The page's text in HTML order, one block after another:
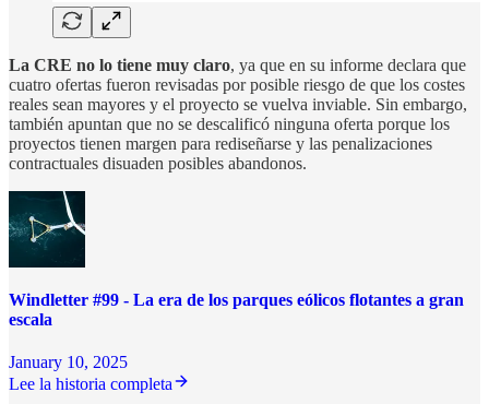
La CRE no lo tiene muy claro, ya que en su informe declara que
cuatro ofertas fueron revisadas por posible riesgo de que los costes
reales sean mayores y el proyecto se vuelva inviable. Sin embargo,
también apuntan que no se descalificó ninguna oferta porque los
proyectos tienen margen para rediseñarse y las penalizaciones
contractuales disuaden posibles abandonos.
Windletter #99 - La era de los parques eólicos flotantes a gran
escala
January 10, 2025
Lee la historia completa